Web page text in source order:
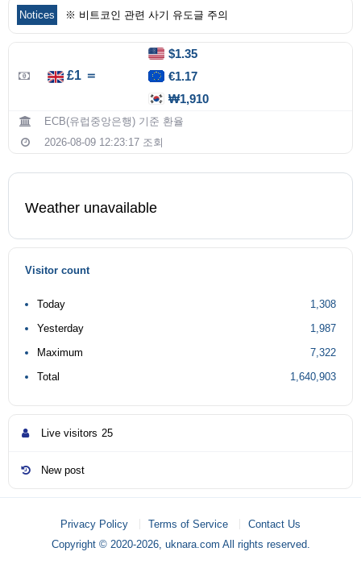
Notices ※ 비트코인 관련 사기 유도글 주의
$1.35
£1 ＝
€1.17
₩1,910
ECB(유럽중앙은행) 기준 환율
2026-08-09 12:23:17 조회
Weather unavailable
Visitor count
Today
1,308
Yesterday
1,987
Maximum
7,322
Total
1,640,903
Live visitors 25
New post
Privacy Policy Terms of Service
Contact Us
Copyright © 2020-2026, uknara.com All rights reserved.